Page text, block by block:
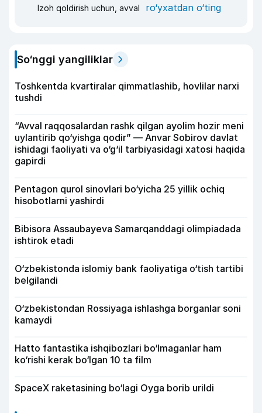
Izoh qoldirish uchun, avval ro‘yxatdan o‘ting
So‘nggi yangiliklar
Toshkentda kvartiralar qimmatlashib, hovlilar narxi
tushdi
“Avval raqqosalardan rashk qilgan ayolim hozir meni
uylantirib qo‘yishga qodir” — Anvar Sobirov davlat
ishidagi faoliyati va o‘g‘il tarbiyasidagi xatosi haqida
gapirdi
Pentagon qurol sinovlari bo‘yicha 25 yillik ochiq
hisobotlarni yashirdi
Bibisora Assaubayeva Samarqanddagi olimpiadada
ishtirok etadi
O‘zbekistonda islomiy bank faoliyatiga o‘tish tartibi
belgilandi
O‘zbekistondan Rossiyaga ishlashga borganlar soni
kamaydi
Hatto fantastika ishqibozlari bo‘lmaganlar ham
ko‘rishi kerak bo‘lgan 10 ta film
SpaceX raketasining bo‘lagi Oyga borib urildi